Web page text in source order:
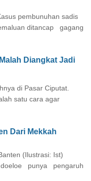
pembunuhan sadis
ditancap gagang
Diangkat Jadi
di Pasar Ciputat.
satu cara agar
Dari Mekkah
(Ilustrasi: Ist)
doeloe punya pengaruh